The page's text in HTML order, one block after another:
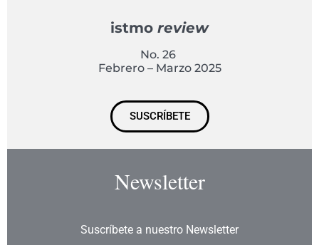
istmo review
No. 26
Febrero – Marzo 2025
SUSCRÍBETE
Newsletter
Suscríbete a nuestro Newsletter